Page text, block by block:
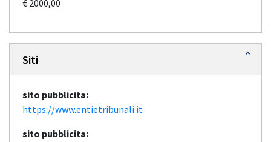
€ 2000,00
Siti
sito pubblicita:
https://www.entietribunali.it
sito pubblicita: